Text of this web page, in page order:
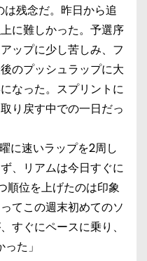
残念だ。昨日から追
に難しかった。予選序
ップに少し苦しみ、フ
のプッシュラップに大
なった。スプリントに
り戻す中での一日だっ
に速いラップを2周し
、リアムは今日すぐに
順位を上げたのは印象
てこの週末初めてのソ
すぐにペースに乗り、
た」